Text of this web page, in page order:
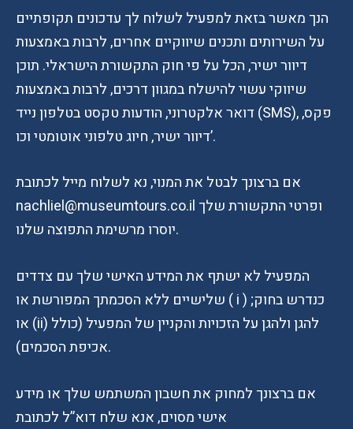
הנך מאשר בזאת למפעיל לשלוח לך עדכונים תקופתיים
על השירותים ותכנים שיווקיים אחרים, לרבות באמצעות
דיוור ישיר, הכל על פי חוק התקשורת הישראלי. תוכן
שיווקי עשוי להישלח במגוון דרכים, לרבות באמצעות
דואר אלקטרוני, הודעות טקסט בטלפון נייד (SMS), פקס,
דיוור ישיר, חיוג טלפוני אוטומטי וכו’.
אם ברצונך לבטל את המנוי, נא לשלוח מייל לכתובת
nachliel@museumtours.co.il ופרטי התקשורת שלך
יוסרו מרשימת התפוצה שלנו.
המפעיל לא ישתף את המידע האישי שלך עם צדדים
שלישיים ללא הסכמתך המפורשת או ( i ) כנדרש בחוק;
או (ii) להגן ולהגן על הזכויות והקניין של המפעיל (כולל
אכיפת הסכמים).
אם ברצונך למחוק את חשבון המשתמש שלך או מידע
אישי מסוים, אנא שלח דוא”ל לכתובת